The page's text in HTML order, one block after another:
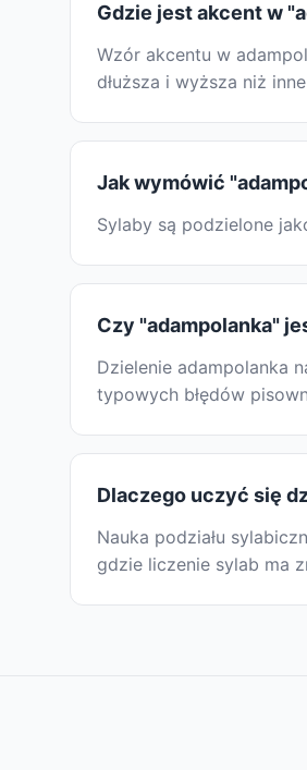
Gdzie jest akcent w
Wzór akcentu w
dłuższa i wyższa niż
Jak wymówić
Sylaby są podzielone
Czy "adampolanka"
Dzielenie adampolanka
typowych błędów
Dlaczego uczyć się
Nauka podziału
gdzie liczenie sylab ma